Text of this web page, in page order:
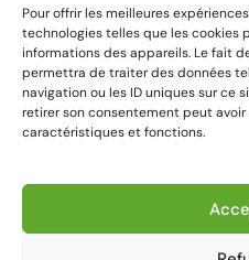
Pour offrir les meilleures
technologies telles que les cookies
informations des appareils. Le fait
permettra de traiter des données
navigation ou les ID uniques sur ce
retirer son consentement peut
caractéristiques et fonctions.
13
14 15 16
20
21 22 23
27
28 29 30
« Juin